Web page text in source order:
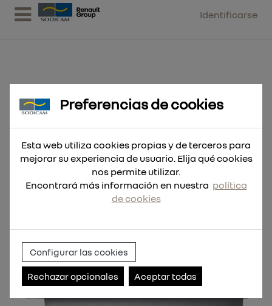
Identificarse
Corona diamante tal.seco -
DCHXL 122x420mm
Preferencias de cookies
Esta web utiliza cookies propias y de terceros para
mejorar su experiencia de usuario. Elija qué cookies
nos permite utilizar.
Encontrará más información en nuestra política
de cookies
Configurar las cookies
Rechazar opcionales Aceptar todas